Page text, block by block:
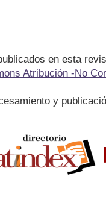
en esta
Atribución -No
y